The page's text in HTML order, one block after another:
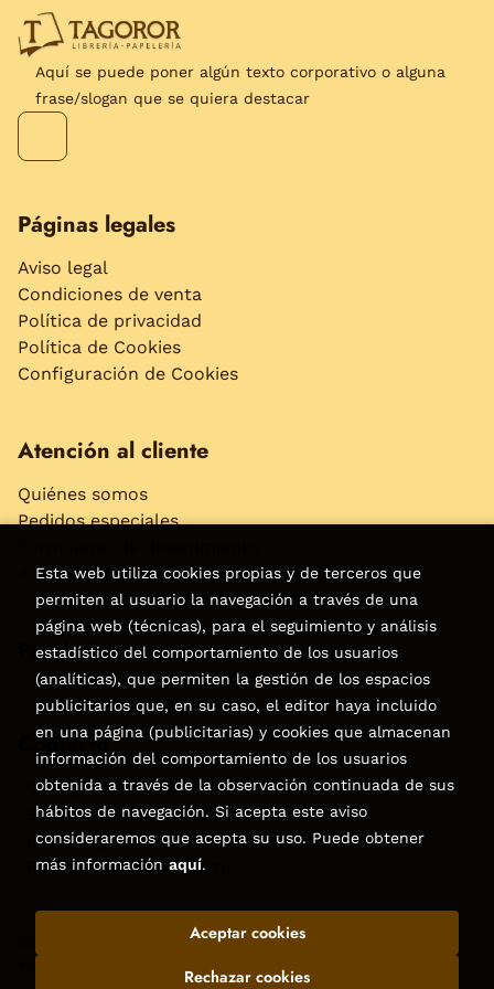
Aquí se puede poner algún texto corporativo o alguna
frase/slogan que se quiera destacar
Páginas legales
Aviso legal
Condiciones de venta
Política de privacidad
Política de Cookies
Configuración de Cookies
Atención al cliente
Quiénes somos
Pedidos especiales
Accesibilidad
Puede interesarte
Contacto
C/Virgen de la Peña, 15
928858050–928531142
pedidos@libreriatagoror.com
Formulario de contacto
Librería Tagoror. Todos los Derechos Reservados |
Esta web utiliza cookies propias y de terceros que
permiten al usuario la navegación a través de una
página web (técnicas), para el seguimiento y análisis
estadístico del comportamiento de los usuarios
(analíticas), que permiten la gestión de los espacios
publicitarios que, en su caso, el editor haya incluido
en una página (publicitarias) y cookies que almacenan
información del comportamiento de los usuarios
obtenida a través de la observación continuada de sus
hábitos de navegación. Si acepta este aviso
consideraremos que acepta su uso. Puede obtener
más información aquí.
Rechazar cookies
Aceptar cookies